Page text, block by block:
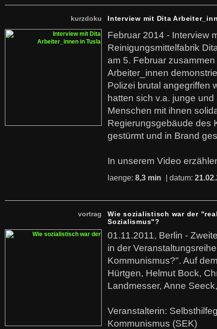
kurzdoku Interview mit Dita
Februar 2014 - Interview
Reinigungsmittelfabrik
am 5. Februar
Arbeiter_innen
Polizei brutal angegriffen
hatten sich v.a. junge
Menschen mit ihnen
Regierungsgebäude des
gestürmt und in Brand
In unserem Video
laenge: 8,3 min | datum:
vortrag
Wie sozialistisch war der
Sozialismus"?
01.11.2011, Berlin -
in der
Kommunismus?". Auf
Hürtgen, Helmut Bock,
Landmesser, Anne
Veranstalterin:
Kommunismus (SEK)